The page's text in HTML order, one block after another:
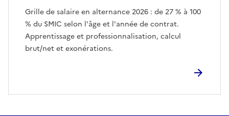
Grille de salaire en alternance 2026 : de 27 % à 100
% du SMIC selon l'âge et l'année de contrat.
Apprentissage et professionnalisation, calcul
brut/net et exonérations.